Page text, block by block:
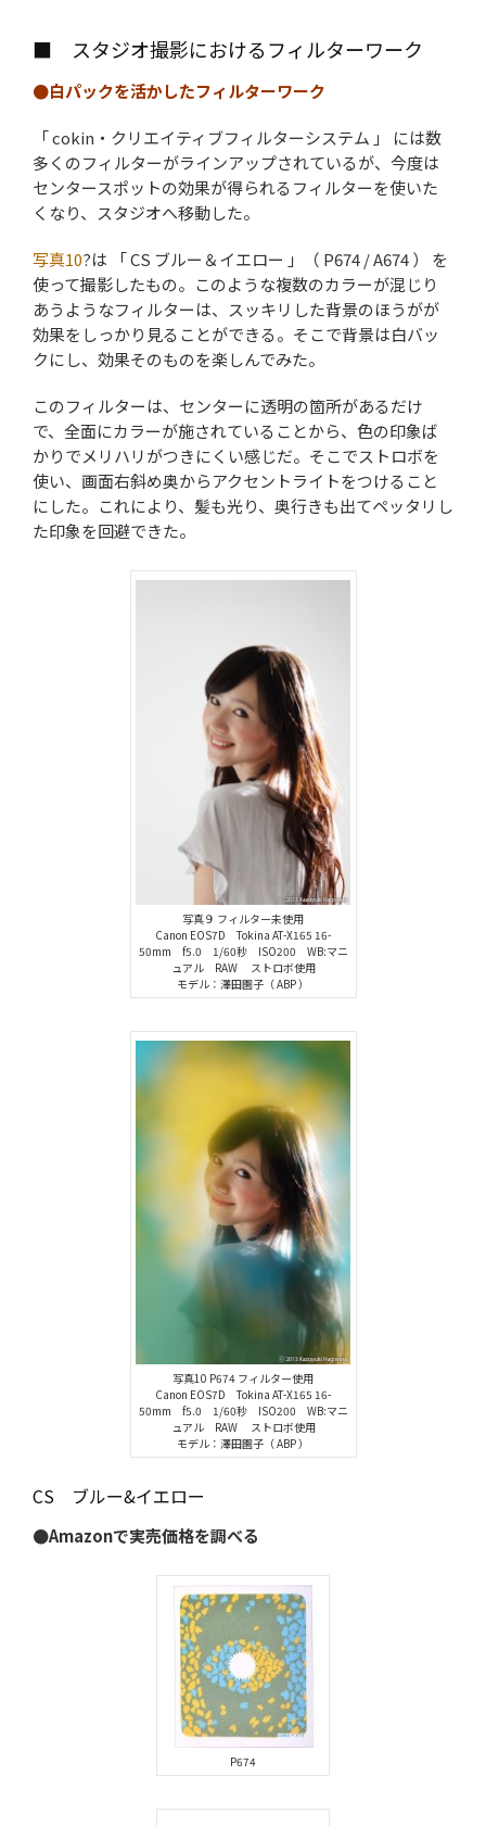
■ スタジオ撮影におけるフィルターワーク
●白パックを活かしたフィルターワーク
「 cokin・クリエイティブフィルターシステム 」 には数
多くのフィルターがラインアップされているが、今度は
センタースポットの効果が得られるフィルターを使いた
くなり、スタジオへ移動した。
写真10?は 「 CS ブルー＆イエロー 」（ P674 / A674 ） を
使って撮影したもの。このような複数のカラーが混じり
あうようなフィルターは、スッキリした背景のほうがが
効果をしっかり見ることができる。そこで背景は白バッ
クにし、効果そのものを楽しんでみた。
このフィルターは、センターに透明の箇所があるだけ
で、全面にカラーが施されていることから、色の印象ば
かりでメリハリがつきにくい感じだ。そこでストロボを
使い、画面右斜め奥からアクセントライトをつけること
にした。これにより、髪も光り、奥行きも出てペッタリし
た印象を回避できた。
写真９ フィルター未使用
Canon EOS7D Tokina AT-X165 16-
50mm f5.0 1/60秒 ISO200 WB:マニ
ュアル RAW ストロボ使用
モデル：澤田園子（ ABP ）
写真10 P674 フィルター使用
Canon EOS7D Tokina AT-X165 16-
50mm f5.0 1/60秒 ISO200 WB:マニ
ュアル RAW ストロボ使用
モデル：澤田園子（ ABP ）
CS ブルー&イエロー
●Amazonで実売価格を調べる
P674